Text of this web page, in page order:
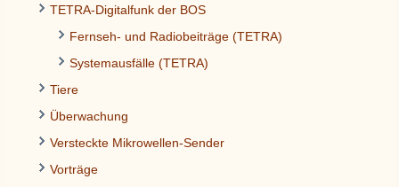
TETRA-Digitalfunk der BOS
Fernseh- und Radiobeiträge (TETRA)
Systemausfälle (TETRA)
Tiere
Überwachung
Versteckte Mikrowellen-Sender
Vorträge